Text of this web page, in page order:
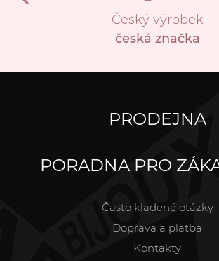
Český výrobek
česká značka
PRODEJNA
PORADNA PRO
Často kladené otázky
Doprava a platba
Kontakty